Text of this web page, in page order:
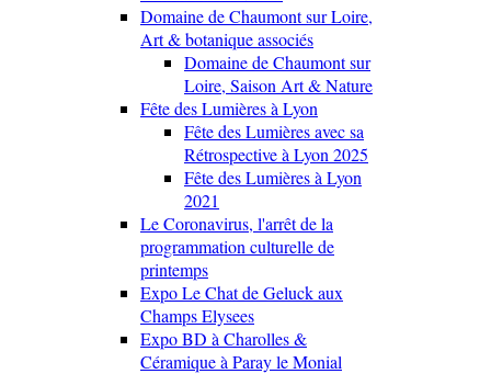
Domaine de Chaumont sur Loire,
Art & botanique associés
Domaine de Chaumont sur
Loire, Saison Art & Nature
Fête des Lumières à Lyon
Fête des Lumières avec sa
Rétrospective à Lyon 2025
Fête des Lumières à Lyon
2021
Le Coronavirus, l'arrêt de la
programmation culturelle de
printemps
Expo Le Chat de Geluck aux
Champs Elysees
Expo BD à Charolles &
Céramique à Paray le Monial